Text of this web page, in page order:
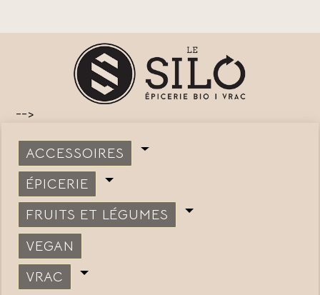
-->
ACCESSOIRES
ÉPICERIE
FRUITS ET LÉGUMES
VEGAN
VRAC